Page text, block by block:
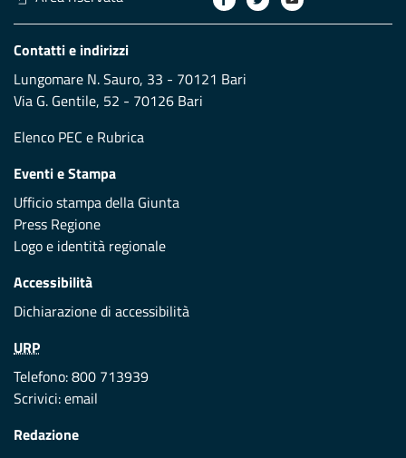
Contatti e indirizzi
Lungomare N. Sauro, 33 - 70121 Bari
Via G. Gentile, 52 - 70126 Bari
Elenco PEC e Rubrica
Eventi e Stampa
Ufficio stampa della Giunta
Press Regione
Logo e identità regionale
Accessibilità
Dichiarazione di accessibilità
URP
Telefono: 800 713939
Scrivici:email
Redazione